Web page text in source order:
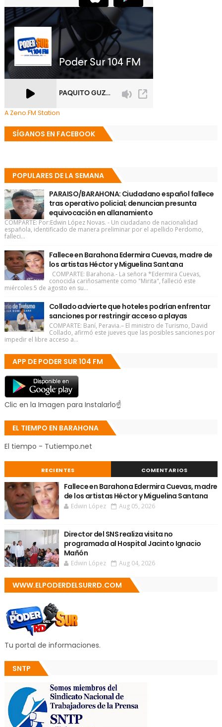
A Zeno.FM Station
SÍGANOS EN FACEBOOK
POPULARES DE LA SEMANA
PARAISO/BARAHONA: Ciudadano español fallece
tras operativo policial; denuncian presunta
equivocación en allanamiento
COMPARTE: Por:Edwin López Novas. - Un ciudadano de nacionalidad
española, identificado de manera preliminar por el apellido Perdomo,
falleci...
Fallece en Barahona Edermira Cuevas, madre de
los artistas Héctor y Miguelina Santana
COMPARTE: Barahona.- La señora *Edermira Cuevas,
conocida cariñosamente como "Mirita", falleció este
miércoles 5 de agosto en su...
Collado advierte que hoteles podrían enfrentar
sanciones por restringir acceso a playas
COMPARTE: Baní, Peravia.– El ministro de Turismo, David
Collado, afirmó este jueves que las posibles sanciones por
impedir el libre acceso a...
APP DE PODER SUR 104 FM
Clic en la Imagen para Instalarlo☝
EL TIEMPO EN BARAHONA
El tiempo - Tutiempo.net
RECIENTES COMENTARIOS
Fallece en Barahona Edermira Cuevas, madre
de los artistas Héctor y Miguelina Santana
Edwin López Aug 05, 2026
Director del SNS realiza visita no
programada al Hospital Jacinto Ignacio
Mañón
Edwin López Aug 04, 2026
WWW.ELPODERDELSURRD.COM
Tu portal de informaciones.
SNTP